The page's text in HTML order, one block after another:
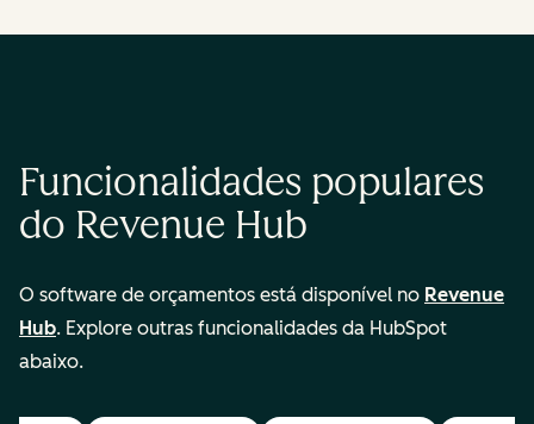
Funcionalidades populares
do Revenue Hub
O software de orçamentos está disponível no Revenue
Hub. Explore outras funcionalidades da HubSpot
abaixo.